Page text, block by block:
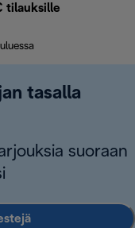
tilauksille
tasalla
suoraan